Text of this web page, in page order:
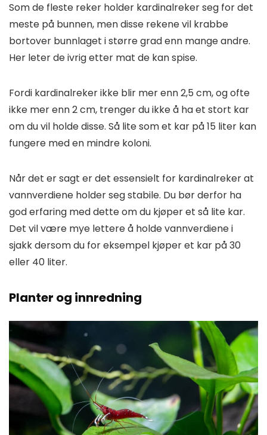
Som de fleste reker holder kardinalreker seg for det
meste på bunnen, men disse rekene vil krabbe
bortover bunnlaget i større grad enn mange andre.
Her leter de ivrig etter mat de kan spise.
Fordi kardinalreker ikke blir mer enn 2,5 cm, og ofte
ikke mer enn 2 cm, trenger du ikke å ha et stort kar
om du vil holde disse. Så lite som et kar på 15 liter kan
fungere med en mindre koloni.
Når det er sagt er det essensielt for kardinalreker at
vannverdiene holder seg stabile. Du bør derfor ha
god erfaring med dette om du kjøper et så lite kar.
Det vil være mye lettere å holde vannverdiene i
sjakk dersom du for eksempel kjøper et kar på 30
eller 40 liter.
Planter og innredning